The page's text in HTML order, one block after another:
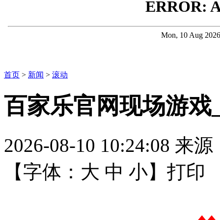
首页 > 新闻 > 滚动
百家乐官网现场游戏
2026-08-10 10:24:08 来源
【字体： 大 中 小】 打印